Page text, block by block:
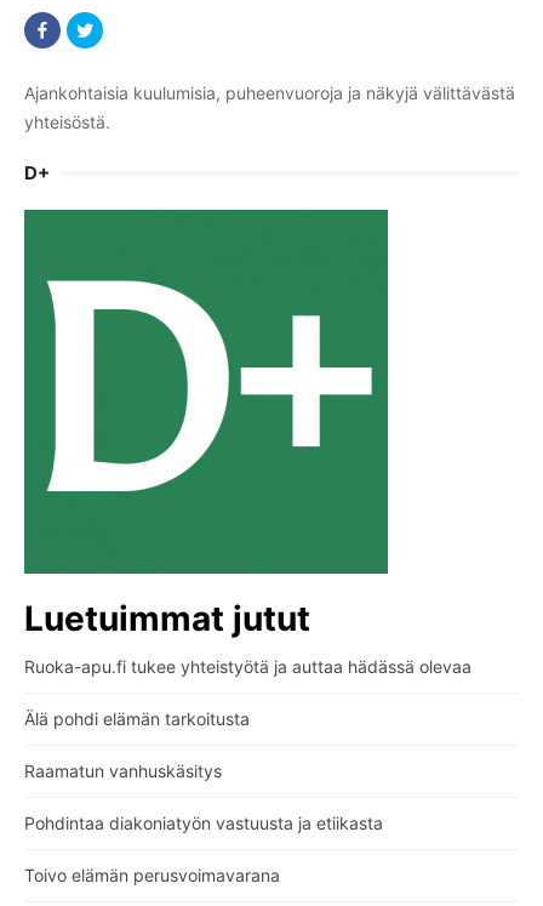
Ajankohtaisia kuulumisia, puheenvuoroja ja näkyjä välittävästä
yhteisöstä.
D+
Luetuimmat jutut
Ruoka-apu.fi tukee yhteistyötä ja auttaa hädässä olevaa
Älä pohdi elämän tarkoitusta
Raamatun vanhuskäsitys
Pohdintaa diakoniatyön vastuusta ja etiikasta
Toivo elämän perusvoimavarana